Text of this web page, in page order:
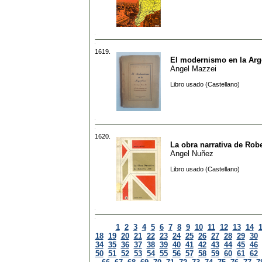
1619.
El modernismo en la
Angel Mazzei
Libro usado (Castellano)
1620.
La obra narrativa de
Angel Nuñez
Libro usado (Castellano)
1 2 3 4 5 6 7 8 9 10 11 12 13 14
18 19 20 21 22 23 24 25 26 27 28 29 30
34 35 36 37 38 39 40 41 42 43 44 45 46
50 51 52 53 54 55 56 57 58 59 60 61 62